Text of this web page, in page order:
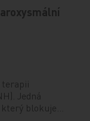
terapii
Jedná
blokuje…